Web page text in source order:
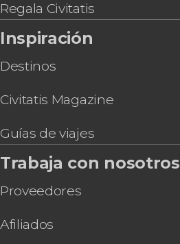
Regala Civitatis
Inspiración
Destinos
Civitatis Magazine
Guías de viajes
Trabaja con nosotros
Proveedores
Afiliados